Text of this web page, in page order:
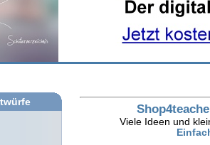
Viele Ideen und